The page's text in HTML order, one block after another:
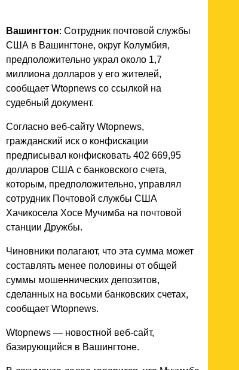
Вашингтон: Сотрудник почтовой службы
США в Вашингтоне, округ Колумбия,
предположительно украл около 1,7
миллиона долларов у его жителей,
сообщает Wtopnews со ссылкой на
судебный документ.
Согласно веб-сайту Wtopnews,
гражданский иск о конфискации
предписывал конфисковать 402 669,95
долларов США с банковского счета,
которым, предположительно, управлял
сотрудник Почтовой службы США
Хачикосела Хосе Мучимба на почтовой
станции Дружбы.
Чиновники полагают, что эта сумма может
составлять менее половины от общей
суммы мошеннических депозитов,
сделанных на восьми банковских счетах,
сообщает Wtopnews.
Wtopnews — новостной веб-сайт,
базирующийся в Вашингтоне.